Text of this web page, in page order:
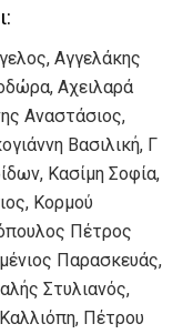
Αγγελάκης
Αχειλαρά
Αναστάσιος,
Βασιλική, Γ
Κασίμη Σοφία,
Κορμού
Πέτρος
Παρασκευάς,
Στυλιανός,
Πέτρου